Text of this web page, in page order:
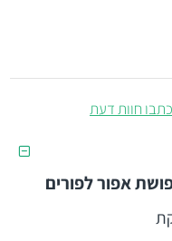
כתבו חוות דעת
אפור לפורים